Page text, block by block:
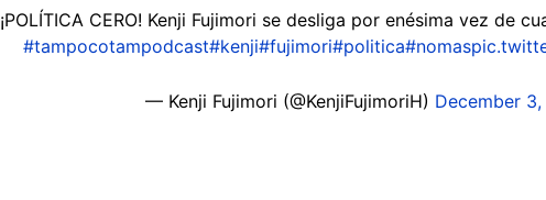
¡POLÍTICA CERO! Kenji Fujimori se desliga por enésima vez de
#tampocotampodcast#kenji#fujimori#politica#nomas
— Kenji Fujimori (@KenjiFujimoriH) December